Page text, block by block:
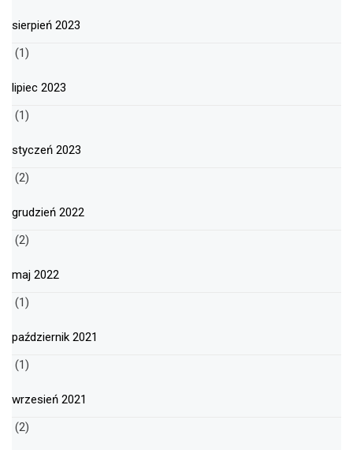
sierpień 2023
(1)
lipiec 2023
(1)
styczeń 2023
(2)
grudzień 2022
(2)
maj 2022
(1)
październik 2021
(1)
wrzesień 2021
(2)